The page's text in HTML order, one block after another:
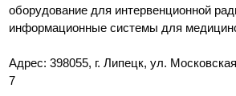
оборудование для интервенционной
информационные системы для
Адрес: 398055, г. Липецк, ул.
7